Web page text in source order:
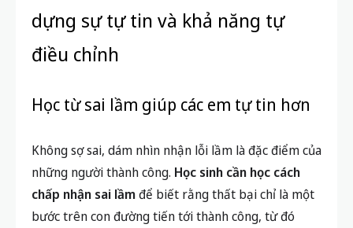
dựng sự tự tin và khả năng tự
điều chỉnh
Học từ sai lầm giúp các em tự tin hơn
Không sợ sai, dám nhìn nhận lỗi lầm là đặc điểm của
những người thành công. Học sinh cần học cách
chấp nhận sai lầmđể biết rằng thất bại chỉ là một
bước trên con đường tiến tới thành công, từ đó